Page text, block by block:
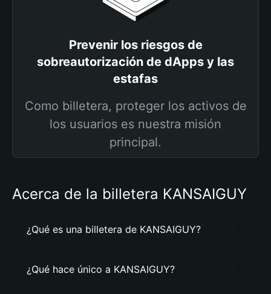
Prevenir los riesgos de
sobreautorización de dApps y las
estafas
Como billetera, proteger los activos de
los usuarios es nuestra misión
principal.
Acerca de la billetera KANSAIGUY
¿Qué es una billetera de KANSAIGUY?
¿Qué hace único a KANSAIGUY?